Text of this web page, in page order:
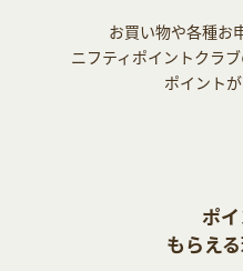
お買い物や各種お
ニフティポイントクラ
ポイントが
ポ
もらえ